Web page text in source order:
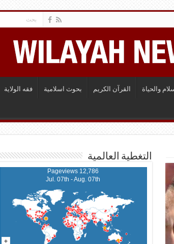
والحياة القرآن الكريم بحوث اسلامية فقه الولاية
التغطية العالمية
12,786 Pageviews
Jul. 07th - Aug. 07th